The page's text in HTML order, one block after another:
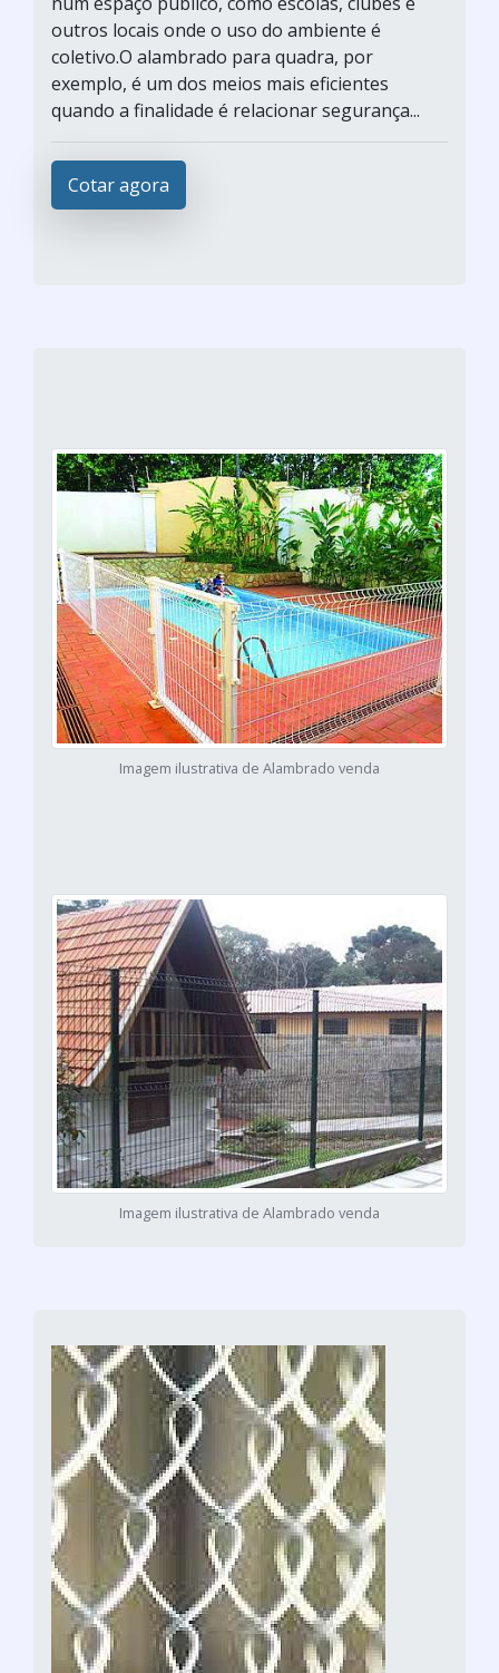
outros locais onde o uso do ambiente é
coletivo.O alambrado para quadra, por
exemplo, é um dos meios mais eficientes
quando a finalidade é relacionar segurança...
Cotar agora
Imagem ilustrativa de Alambrado venda
Imagem ilustrativa de Alambrado venda